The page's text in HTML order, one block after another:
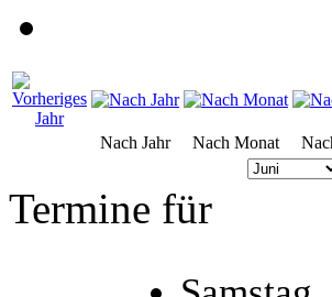
Nach Jahr Nach Monat
Termine für